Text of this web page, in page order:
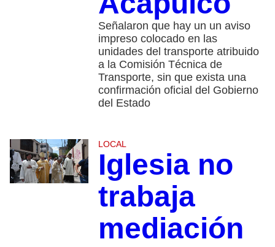
Señalaron que hay un un aviso
impreso colocado en las
unidades del transporte atribuido
a la Comisión Técnica de
Transporte, sin que exista una
confirmación oficial del Gobierno
del Estado
LOCAL
Iglesia no
trabaja
mediación